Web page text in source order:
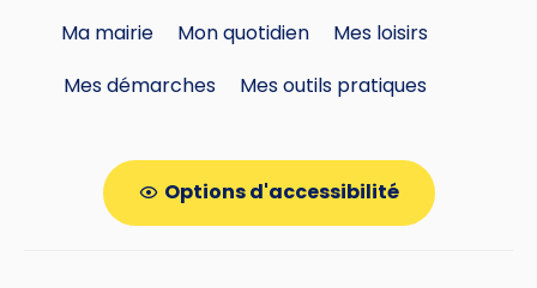
Ma mairie Mon quotidien
Mes loisirs
Mes démarches
Mes outils pratiques
Options d'accessibilité